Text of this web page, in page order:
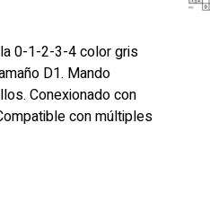
0-1-2-3-4 color gris
D1. Mando
Conexionado con
con múltiples